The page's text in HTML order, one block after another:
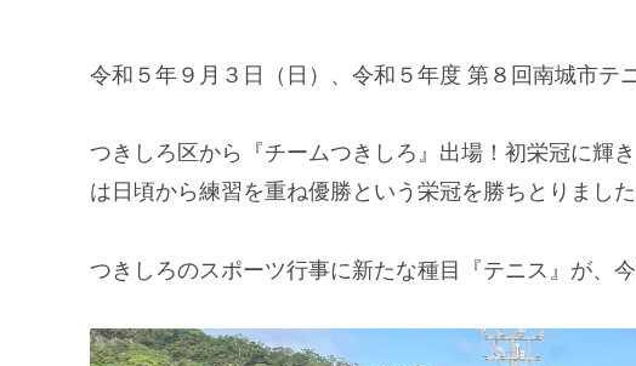
令和５年９月３日（日）、令和５年度 第８回南城市テ
つきしろ区から『チームつきしろ』出場！初栄冠に輝
は日頃から練習を重ね優勝という栄冠を勝ちとりまし
つきしろのスポーツ行事に新たな種目『テニス』が、